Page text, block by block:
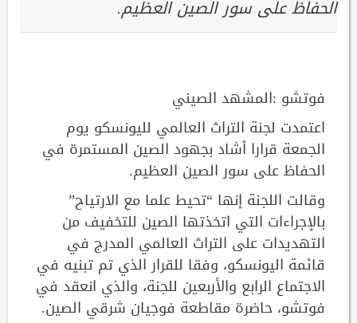
الحفاظ على سور الصين العظيم.
فوتشو :المشهد الصيني
اعتمدت لجنة التراث العالمي لليونسكو يوم
الجمعة قرارا أشاد بجهود الصين المستمرة في
الحفاظ على سور الصين العظيم.
وقالت اللجنة إنها “تحيط علما مع الارتياح”
بالإجراءات التي اتخذتها الصين للتخفيف من
التهديدات على التراث العالمي المدرج في
قائمة اليونسكو، وفقا للقرار الذي تم تبنيه في
الاجتماع الرابع والأربعين للجنة، والذي انعقد في
فوتشو، حاضرة مقاطعة فوجيان شرقي الصين.